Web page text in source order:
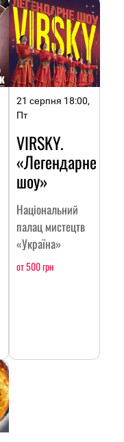
21 серпня 18:00,
Пт
VIRSKY.
«Легендарне
шоу»
Національний
палац мистецтв
«Україна»
от 500 грн